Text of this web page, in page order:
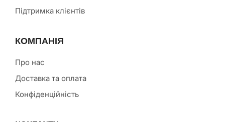
Підтримка клієнтів
КОМПАНІЯ
Про нас
Доставка та оплата
Конфіденційність